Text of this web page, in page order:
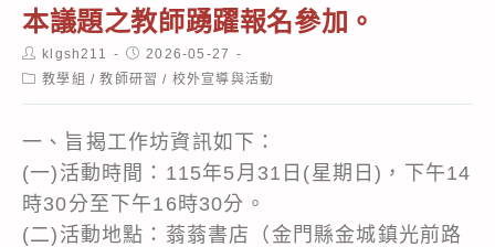
本議題之教師踴躍報名參加。
Post
author:
klgsh211
Post
published:
2026-05-27
Post教學組 / 教師研習 / 校外宣導與活動
一、旨揭工作坊資訊如下：
(一)活動時間：115年5月31日(星期日)，下午14
時30分至下午16時30分。
(二)活動地點：蓊蓊書店（金門縣金城鎮光前路